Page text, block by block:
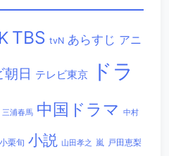
TBS tvN あらすじ アニ
朝日 テレビ東京
ドラ
三浦春馬 中国ドラマ 中村
小栗旬 小説 山田孝之 嵐 戸田恵梨